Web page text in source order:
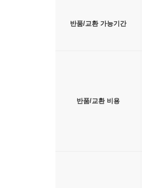
1. 해외 유입 소수자의 종
2. 해외 유입 소수자에
Ⅲ. 해외 유입 소수자의 인
2. 국가인권위원회의 이
Ⅳ. 나가며: 평가
반품/교환 가능기간
반품/교환 비용